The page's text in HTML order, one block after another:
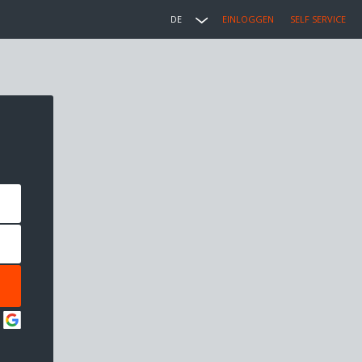
DE EINLOGGEN SELF SERVICE